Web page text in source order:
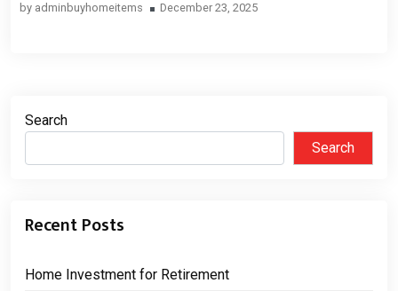
by adminbuyhomeitems December 23, 2025
Search
Search
Recent Posts
Home Investment for Retirement